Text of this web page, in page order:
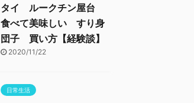
タイ ルークチン屋台
食べて美味しい すり身
団子 買い方【経験談】
2020/11/22
日常生活